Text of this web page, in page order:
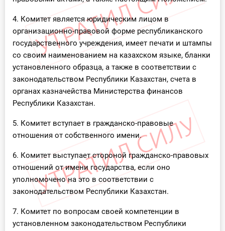
4. Комитет является юридическим лицом в
организационно-правовой форме республиканского
государственного учреждения, имеет печати и штампы
со своим наименованием на казахском языке, бланки
установленного образца, а также в соответствии с
законодательством Республики Казахстан, счета в
органах казначейства Министерства финансов
Республики Казахстан.
5. Комитет вступает в гражданско-правовые
отношения от собственного имени.
6. Комитет выступает стороной гражданско-правовых
отношений от имени государства, если оно
уполномочено на это в соответствии с
законодательством Республики Казахстан.
7. Комитет по вопросам своей компетенции в
установленном законодательством Республики